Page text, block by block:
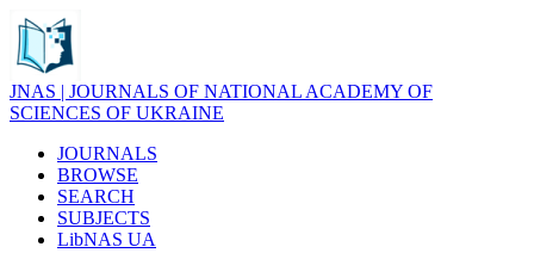
JNAS | JOURNALS OF NATIONAL ACADEMY OF
SCIENCES OF UKRAINE
JOURNALS
BROWSE
SEARCH
SUBJECTS
LibNAS UA